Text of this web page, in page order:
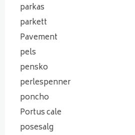
parkas
parkett
Pavement
pels
pensko
perlespenner
poncho
Portus cale
posesalg